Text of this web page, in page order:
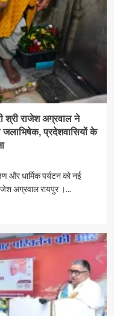
श्री राजेश अग्रवाल ने
जलाभिषेक, प्रदेशवासियों के
और धार्मिक पर्यटन को नई
अग्रवाल रायपुर ।...